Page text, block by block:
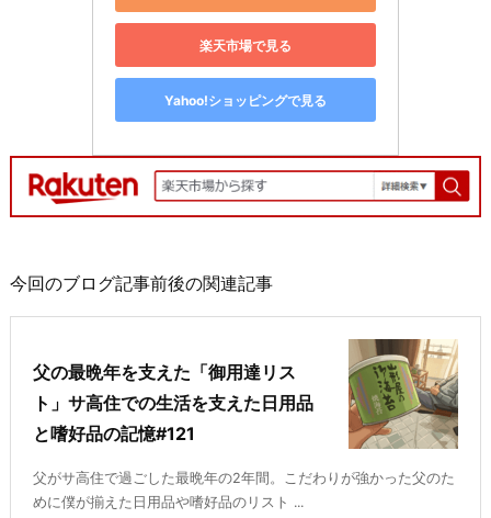
楽天市場で見る
Yahoo!ショッピングで見る
今回のブログ記事前後の関連記事
父の最晩年を支えた「御用達リス
ト」サ高住での生活を支えた日用品
と嗜好品の記憶#121
父がサ高住で過ごした最晩年の2年間。こだわりが強かった父のた
めに僕が揃えた日用品や嗜好品のリスト ...